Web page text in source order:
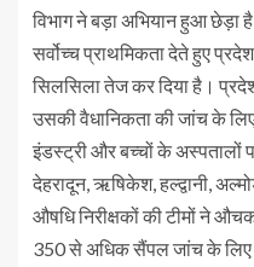
विभाग ने बड़ा अभियान हुआ छेड़ा
सर्वोच्च प्राथमिकता देते हुए
सिलसिला तेज कर दिया है।
उसकी वैधानिकता की जांच के
इंडस्ट्री और बच्चों के अस्पतालों
देहरादून, ऋषिकेश, हल्द्वानी,
औषधि निरीक्षकों की टीमों ने
350 से अधिक सैंपल जांच के लिए